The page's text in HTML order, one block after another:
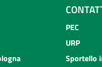
PEC
URP
Sportello